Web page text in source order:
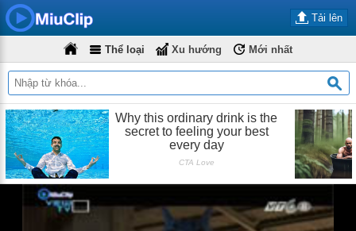
Tải lên
Thể loại Xu hướng Mới nhất